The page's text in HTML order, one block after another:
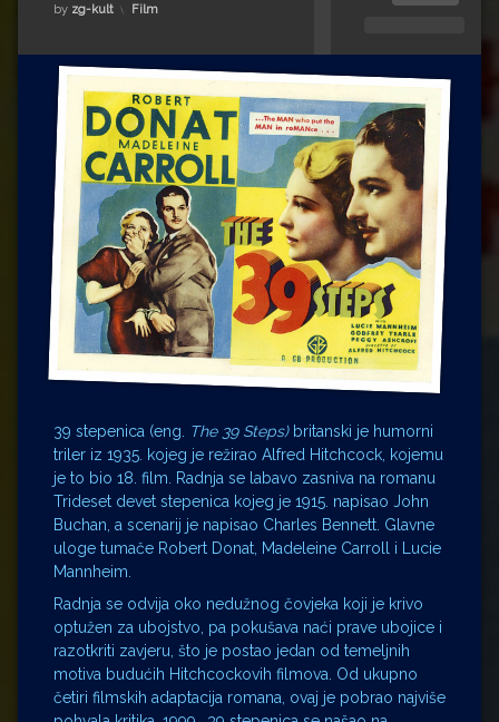
Impressum
Milenko Strižak
Drugi autori
Drugi autori
Matea Andrić
Ljiljana Lekanić-Kljaić
Željko Krznarić
Mario Lovreković
Miroslav Šantek
by zg-kult Kategorije:
Film
39 stepenica (eng. The 39 Steps)britanski je humorni
triler iz 1935. kojeg je režirao Alfred Hitchcock, kojemu
je to bio 18. film. Radnja se labavo zasniva na romanu
Trideset devet stepenica kojeg je 1915. napisao John
Buchan, a scenarij je napisao Charles Bennett. Glavne
uloge tumače Robert Donat, Madeleine Carroll i Lucie
Mannheim.
Radnja se odvija oko nedužnog čovjeka koji je krivo
optužen za ubojstvo, pa pokušava naći prave ubojice i
razotkriti zavjeru, što je postao jedan od temeljnih
motiva budućih Hitchcockovih filmova. Od ukupno
četiri filmskih adaptacija romana, ovaj je pobrao najviše